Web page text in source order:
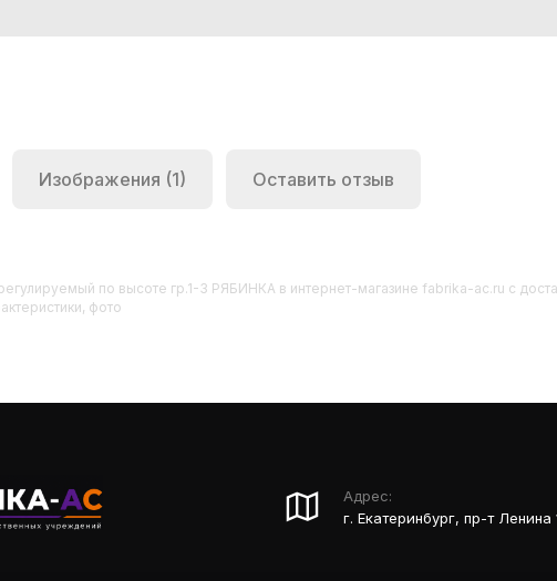
Изображения (1) Оставить отзыв
регулируемый по высоте гр.1-3 РЯБИНКА в интернет-магазине fabrika-ac.ru с
фото
Адрес:
г. Екатеринбург, пр-т Ленина